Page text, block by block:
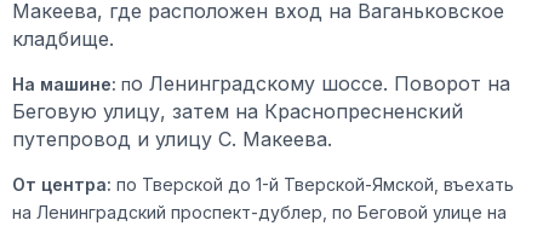
Макеева, где расположен вход на Ваганьковское
кладбище.
На машине: по Ленинградскому шоссе. Поворот на
Беговую улицу, затем на Краснопресненский
путепровод и улицу С. Макеева.
От центра: по Тверской до 1-й Тверской-Ямской, въехать
на Ленинградский проспект-дублер, по Беговой улице на